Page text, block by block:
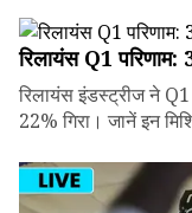
रिलायंस Q1 परिणाम:
रिलायंस इंडस्ट्रीज ने Q1
22% गिरा। जानें इन